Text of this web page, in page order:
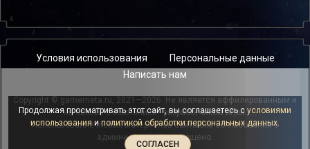
Условия использования
Персональные данные
Написать нам
Copyright © gamemeta.ru, 2021—2026. Не является аффилированным и
не связан с компанией - разработчиком игры.
Использование любых материалов сайта без согласования с
администрацией запрещено.
Продолжая просматривать этот сайт, вы соглашаетесь с условиями
использованияиполитикой обработки персональных данных.
СОГЛАСЕН